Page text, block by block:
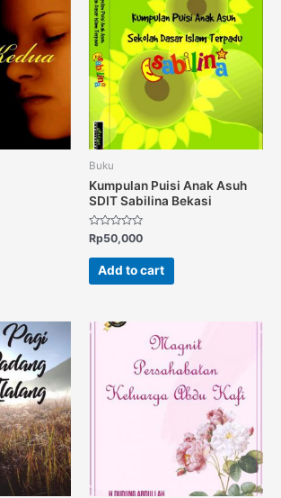
Buku
Kumpulan Puisi Anak Asuh
SDIT Sabilina Bekasi
Rated
0
out
Rp50,000
Add to cart